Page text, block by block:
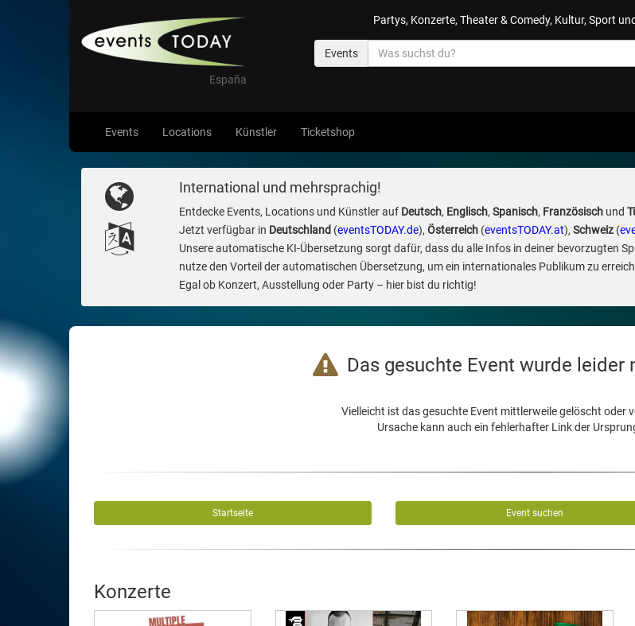
España
Partys, Konzerte, Theater & Comedy, Kultur, Sport
Events
Events Locations Künstler Ticketshop
International und mehrsprachig!
Entdecke Events, Locations und Künstler auf Deutsch, Englisch, Spanisch, Französischund
Jetzt verfügbar in Deutschland (eventsTODAY.de), Österreich(eventsTODAY.at), Schweiz(
Unsere automatische KI-Übersetzung sorgt dafür, dass du alle Infos in deiner bevorzugten
nutze den Vorteil der automatischen Übersetzung, um ein internationales Publikum zu
Egal ob Konzert, Ausstellung oder Party – hier bist du richtig!
Das gesuchte Event wurde leider
Vielleicht ist das gesuchte Event mittlerweile gelöscht oder
Ursache kann auch ein fehlerhafter Link der
Startseite Event suchen
Konzerte